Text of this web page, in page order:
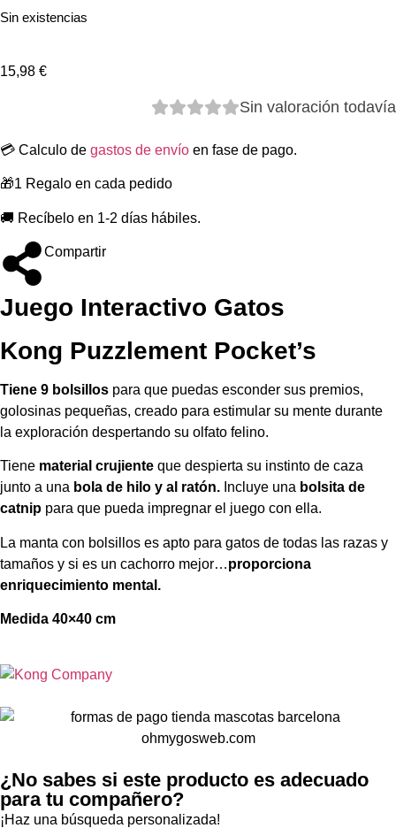
Sin existencias
15,98 €
Sin valoración todavía
💳 Calculo de gastos de envío en fase de pago.
🎁1 Regalo en cada pedido
🚚 Recíbelo en 1-2 días hábiles.
Compartir
Juego Interactivo Gatos
Kong Puzzlement Pocket’s
Tiene 9 bolsillos para que puedas esconder sus premios,
golosinas pequeñas, creado para estimular su mente durante
la exploración despertando su olfato felino.
Tiene material crujiente que despierta su instinto de caza
junto a una bola de hilo y al ratón. Incluye una bolsita de
catnip para que pueda impregnar el juego con ella.
La manta con bolsillos es apto para gatos de todas las razas y
tamaños y si es un cachorro mejor…proporciona
enriquecimiento mental.
Medida 40×40 cm
¿No sabes si este producto es adecuado
para tu compañero?
¡Haz una búsqueda personalizada!